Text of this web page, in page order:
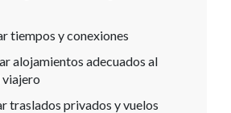
tiempos y conexiones
alojamientos adecuados al
traslados privados y vuelos